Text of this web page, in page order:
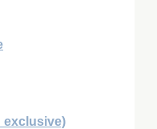
exclusive)